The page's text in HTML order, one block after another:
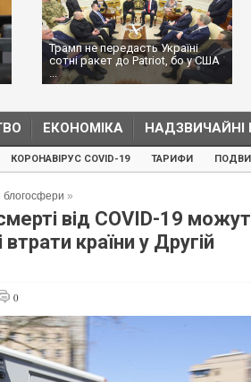
Трамп не передасть Україні
сотні ракет до Patriot, бо у США
...
ЕКОНОМІКА НАДЗВИЧАЙНІ
КОРОНАВІРУС COVID-19 ТАРИФИ
блогосфери »
від COVID-19
країни у Другій
0